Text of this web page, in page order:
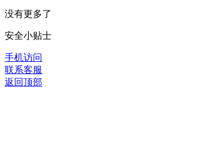
没有更多了
安全小贴士
手机访问
联系客服
返回顶部